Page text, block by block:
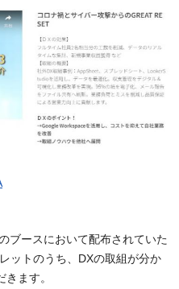
ブースにおいて配布されていた
ットのうち、DXの取組が分か
ます。